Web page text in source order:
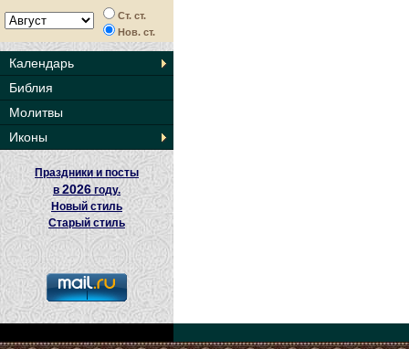
Ст. ст.
Нов. ст.
Календарь
Библия
Молитвы
Иконы
Праздники и посты
в2026 году.
Новый стиль
Старый стиль